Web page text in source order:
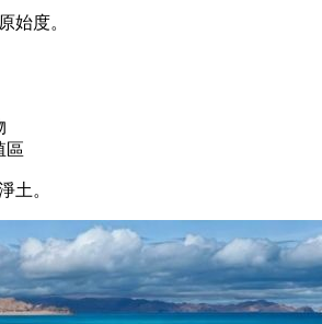
始度。
區
土。